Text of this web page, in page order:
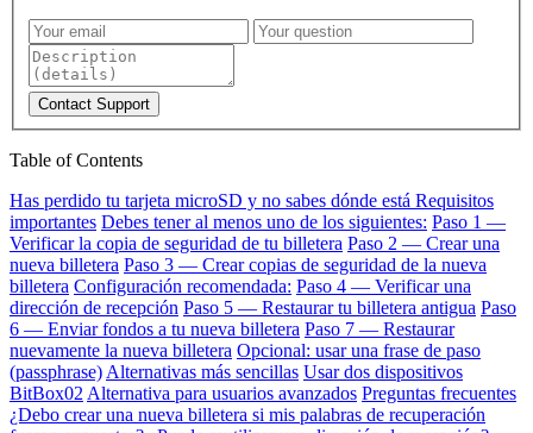
Contact Support
Table of Contents
Has perdido tu tarjeta microSD y no sabes dónde está Requisitos
importantes Debes tener al menos uno de los siguientes: Paso 1 —
Verificar la copia de seguridad de tu billetera Paso 2 — Crear una
nueva billetera Paso 3 — Crear copias de seguridad de la nueva
billetera Configuración recomendada: Paso 4 — Verificar una
dirección de recepción Paso 5 — Restaurar tu billetera antigua Paso
6 — Enviar fondos a tu nueva billetera Paso 7 — Restaurar
nuevamente la nueva billetera Opcional: usar una frase de paso
(passphrase) Alternativas más sencillas Usar dos dispositivos
BitBox02 Alternativa para usuarios avanzados Preguntas frecuentes
¿Debo crear una nueva billetera si mis palabras de recuperación